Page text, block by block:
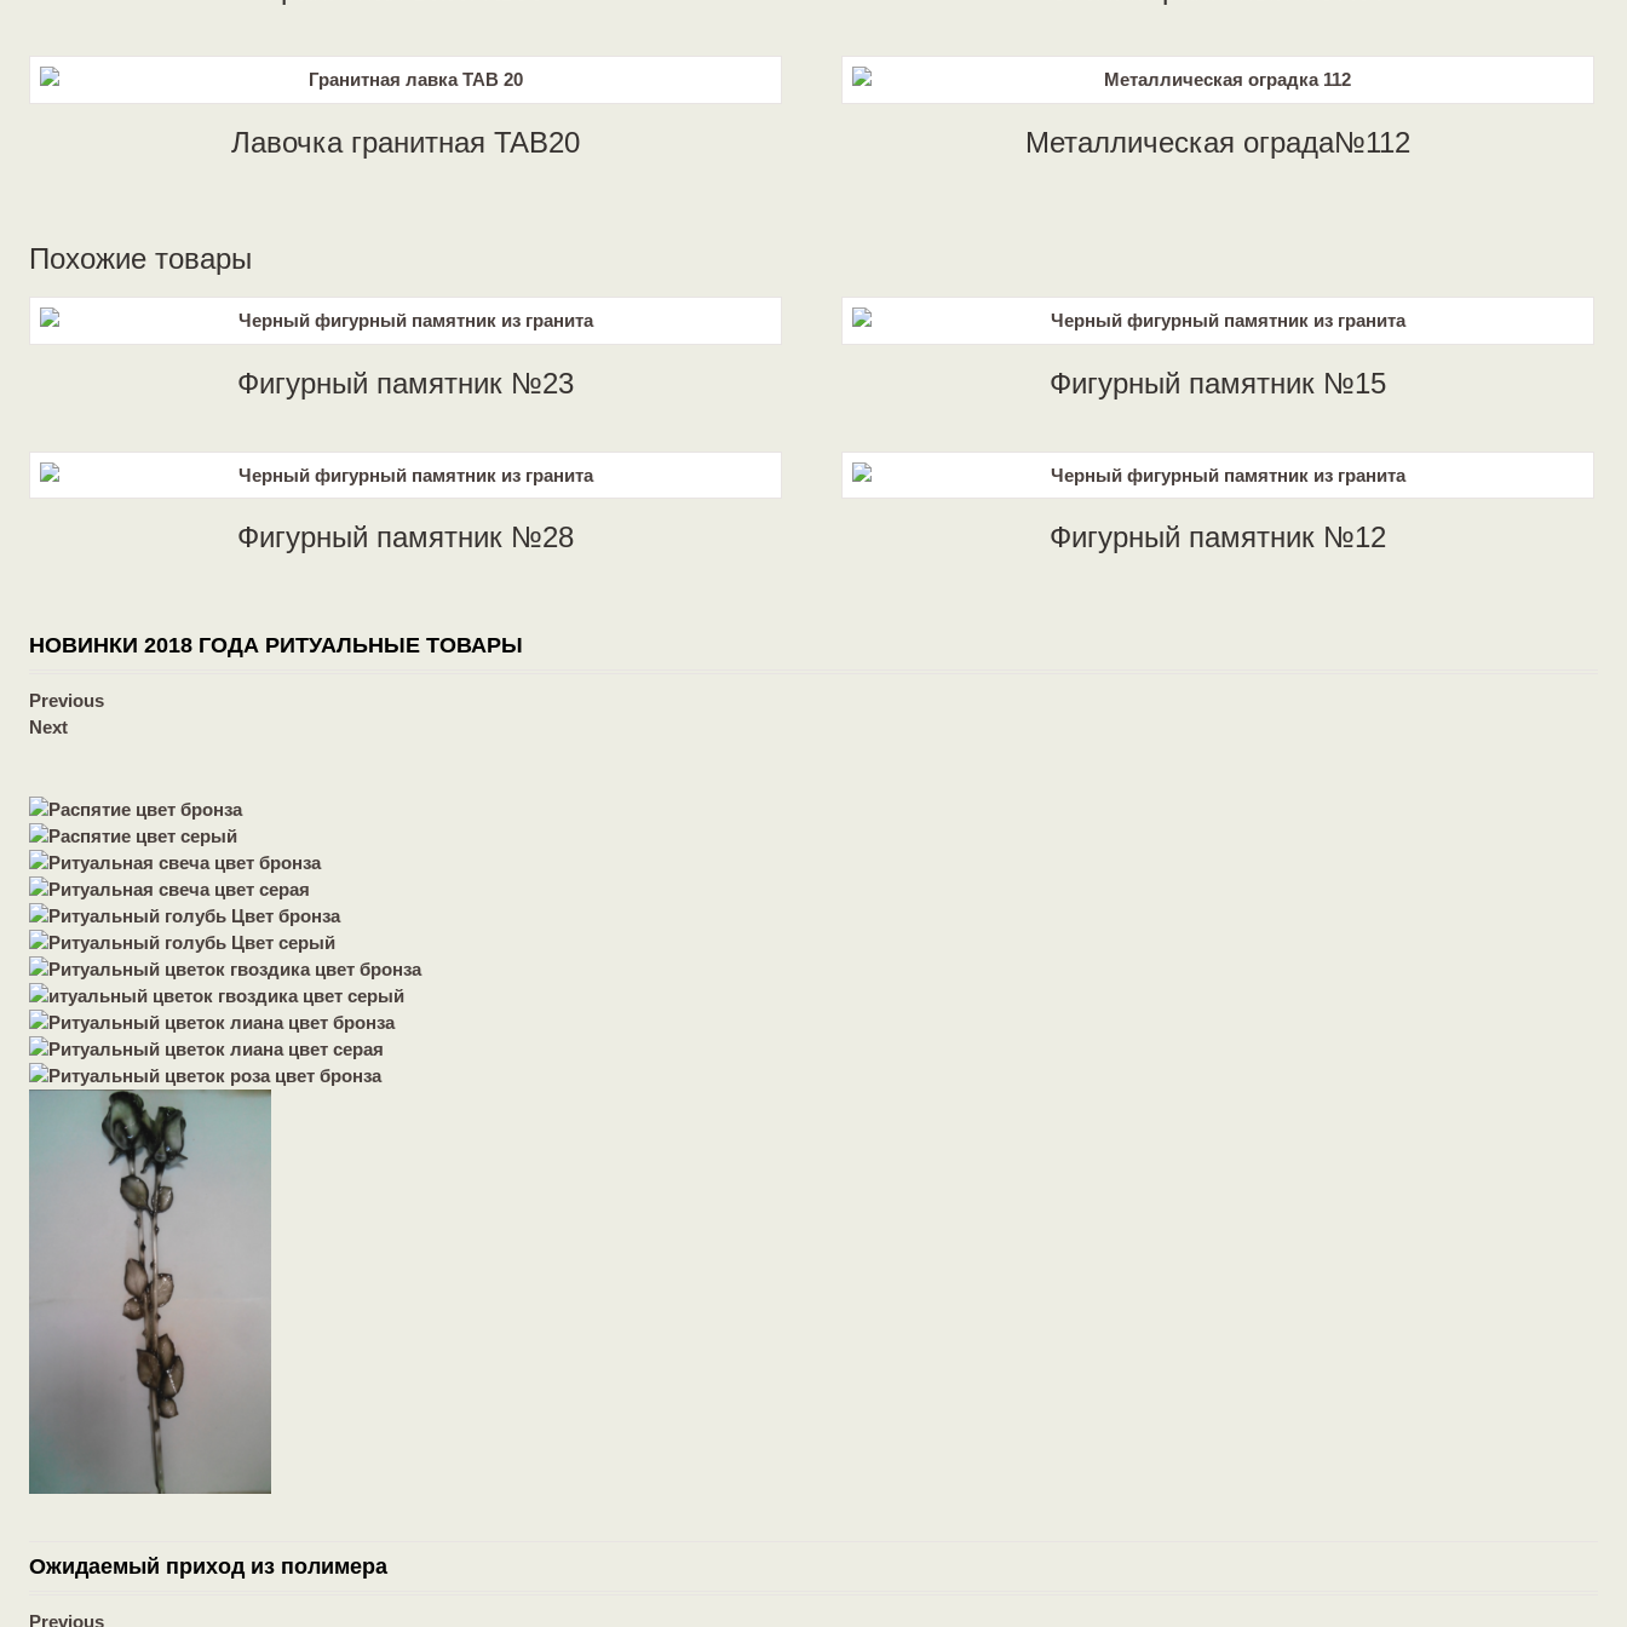
Лавочка гранитная TAB20 Металлическая ограда№112
Похожие товары
Фигурный памятник №23 Фигурный памятник №15
Фигурный памятник №28 Фигурный памятник №12
НОВИНКИ 2018 ГОДА РИТУАЛЬНЫЕ ТОВАРЫ
Previous
Next
Ожидаемый приход из полимера
Previous